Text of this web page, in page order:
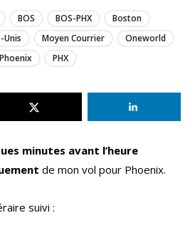
BOS BOS-PHX
Boston
Unis Moyen Courrier
Oneworld
Phoenix
PHX
minutes avant l’heure
de mon vol pour Phoenix.
suivi :